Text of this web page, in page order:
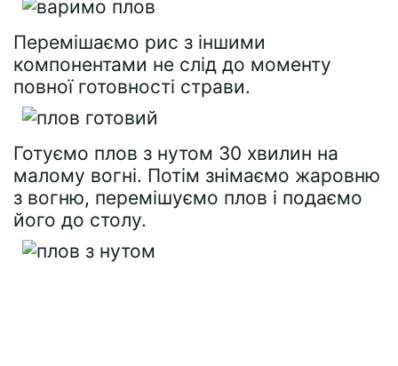
Перемішаємо рис з іншими
компонентами не слід до моменту
повної готовності страви.
Готуємо плов з нутом 30 хвилин на
малому вогні. Потім знімаємо жаровню
з вогню, перемішуємо плов і подаємо
його до столу.